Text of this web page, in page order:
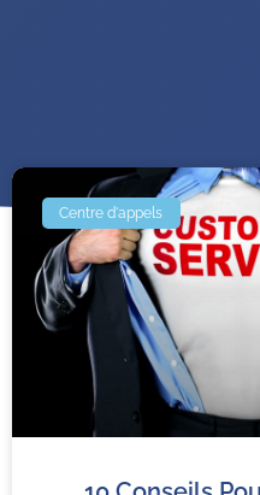
Centre d'appels